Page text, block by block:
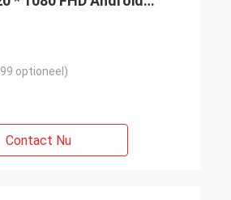
optioneel)
Contact Nu